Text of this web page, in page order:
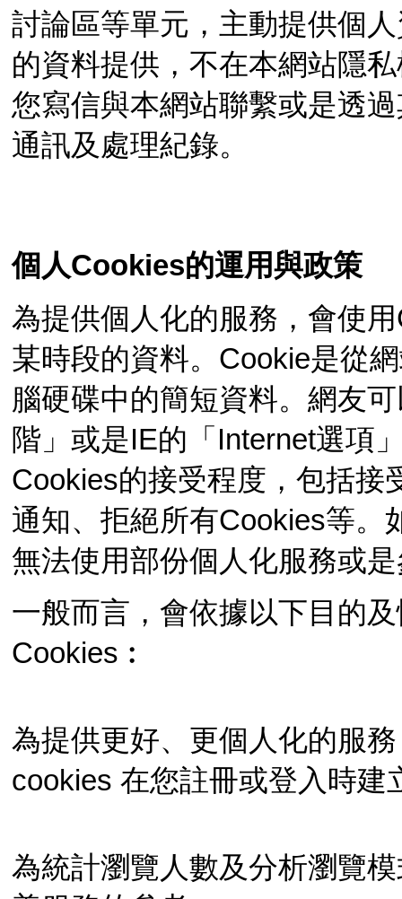
討論區等單元，主動提供個
的資料提供，不在本網站隱
您寫信與本網站聯繫或是透
通訊及處理紀錄。
個人Cookies的運用與政策
為提供個人化的服務，會使
某時段的資料。Cookie是從
腦硬碟中的簡短資料。網友
階」或是IE的「Internet選項
Cookies的接受程度，包括接
通知、拒絕所有Cookies等。
無法使用部份個人化服務或
一般而言，會依據以下目的
Cookies︰
為提供更好、更個人化的服
cookies 在您註冊或登入時建
為統計瀏覽人數及分析瀏覽